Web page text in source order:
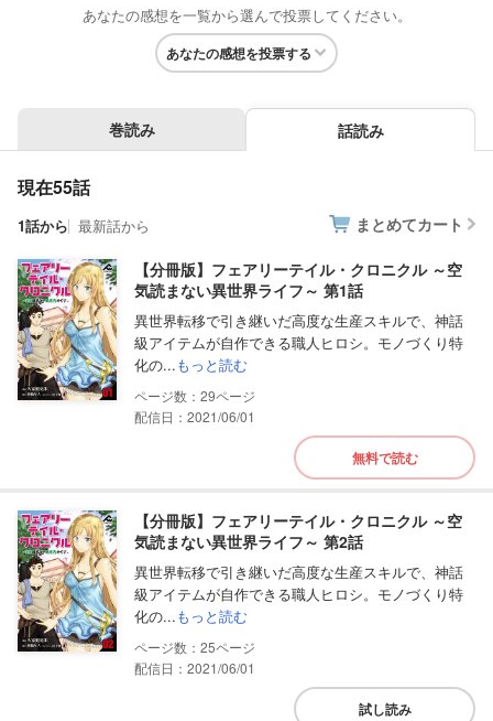
あなたの感想を一覧から選んで投票してください。
あなたの感想を投票する
巻読み 話読み
現在55話
1話から 最新話から まとめてカート
【分冊版】フェアリーテイル・クロニクル ～空
気読まない異世界ライフ～ 第1話
異世界転移で引き継いだ高度な生産スキルで、神話
級アイテムが自作できる職人ヒロシ。モノづくり特
化の...もっと読む
29
配信日：2021/06/01
無料で読む
【分冊版】フェアリーテイル・クロニクル ～空
気読まない異世界ライフ～ 第2話
異世界転移で引き継いだ高度な生産スキルで、神話
級アイテムが自作できる職人ヒロシ。モノづくり特
化の...もっと読む
25
配信日：2021/06/01
試し読み